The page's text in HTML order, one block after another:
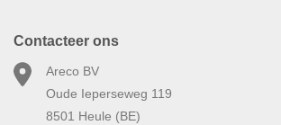
Contacteer ons
Areco BV
Oude Ieperseweg 119
8501 Heule (BE)